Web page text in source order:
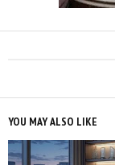
YOU MAY ALSO LIKE